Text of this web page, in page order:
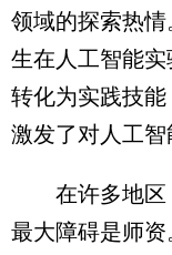
领域的探索热
生在人工智能
转化为实践技能
激发了对人工
在许多地区
最大障碍是师